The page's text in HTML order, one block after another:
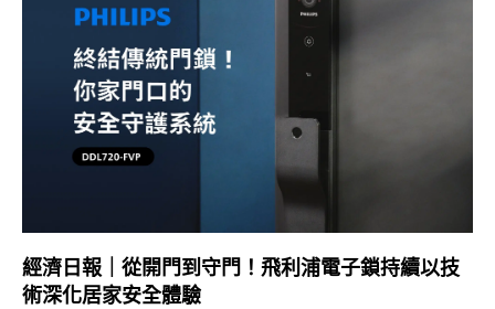
經濟日報｜從開門到守門！飛利浦電子鎖持續以技
術深化居家安全體驗